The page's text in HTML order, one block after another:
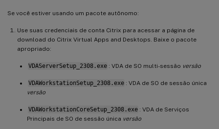
Se você estiver usando um pacote autônomo:
Use suas credenciais de conta Citrix para acessar a página de
download do Citrix Virtual Apps and Desktops. Baixe o pacote
apropriado:
VDAServerSetup_2308.exe : VDA de SO multi-sessão versão
VDAWorkstationSetup_2308.exe : VDA de SO de sessão única
versão
VDAWorkstationCoreSetup_2308.exe : VDA de Serviços
Principais de SO de sessão única versão